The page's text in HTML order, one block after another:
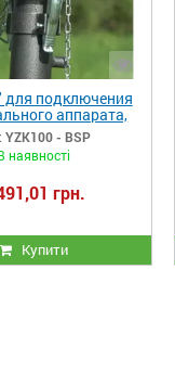
для подключения
аппарата,
на четырех
опорах
YZK100 - BSP
наявності
грн.
Купити